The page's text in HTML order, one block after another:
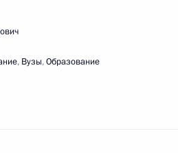
, Вузы,Образование